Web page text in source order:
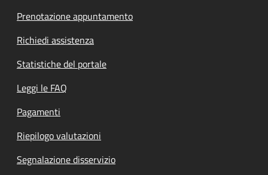
Prenotazione appuntamento
Richiedi assistenza
Statistiche del portale
Leggi le FAQ
Pagamenti
Riepilogo valutazioni
Segnalazione disservizio